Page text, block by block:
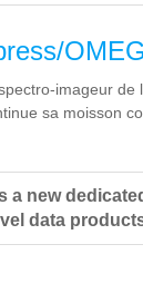
imageur de
sa moisson
a new
data